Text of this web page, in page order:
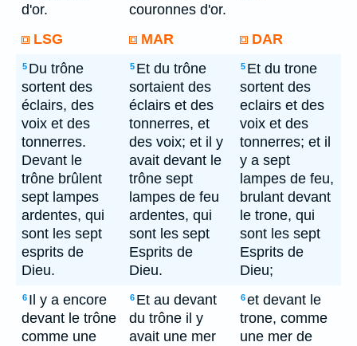
d'or.
couronnes d'or.
LSG MAR DAR
5 Du trône
sortent des
éclairs, des
voix et des
tonnerres.
Devant le
trône brûlent
sept lampes
ardentes, qui
sont les sept
esprits de
Dieu.
5 Et du trône
sortaient des
éclairs et des
tonnerres, et
des voix; et il y
avait devant le
trône sept
lampes de feu
ardentes, qui
sont les sept
Esprits de
Dieu.
5 Et du trone
sortent des
eclairs et des
voix et des
tonnerres; et il
y a sept
lampes de feu,
brulant devant
le trone, qui
sont les sept
Esprits de
Dieu;
6 Il y a encore
devant le trône
comme une
6 Et au devant
du trône il y
avait une mer
6et devant le
trone, comme
une mer de